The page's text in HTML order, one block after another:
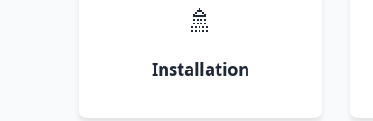
🚿
Installation